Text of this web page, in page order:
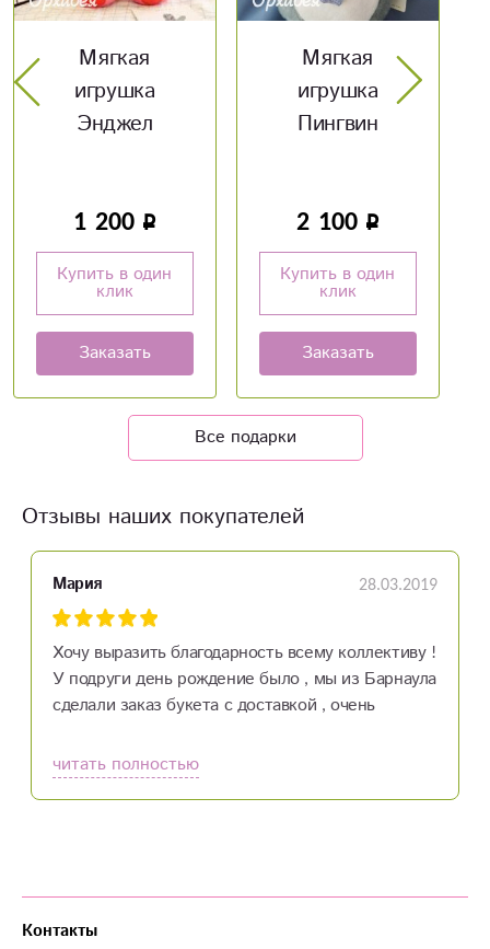
Мягкая
игрушка
Пингвин
2 100
Купить в один
клик
Заказать
Мягкая
игрушка Мишка
с шарфом
2 100
Купить в один
клик
Заказать
Все подарки
Отзывы наших покупателей
Мария 28.03.2019
Хочу выразить благодарность всему коллективу !
У подруги день рождение было , мы из Барнаула
сделали заказ букета с доставкой , очень
порадовало ,что прежде чем отправлять букет
мне его сфотографировали и отправили фото )
читать полностью
Контакты